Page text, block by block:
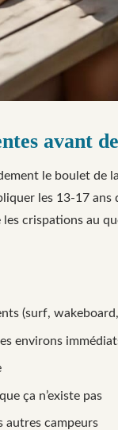
avant
le boulet de
les 13-17
crispations au
(surf,
environs
ça n’existe pas
autres campeurs